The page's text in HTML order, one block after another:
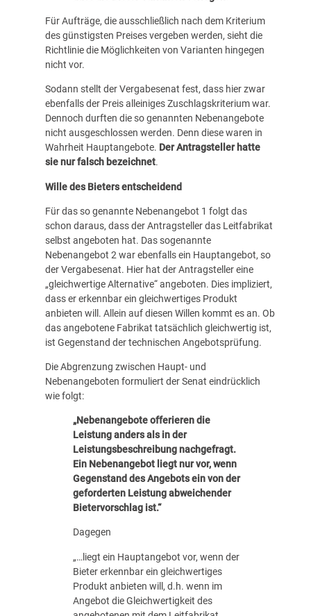
Für Aufträge, die ausschließlich nach dem Kriterium
des günstigsten Preises vergeben werden, sieht die
Richtlinie die Möglichkeiten von Varianten hingegen
nicht vor.
Sodann stellt der Vergabesenat fest, dass hier zwar
ebenfalls der Preis alleiniges Zuschlagskriterium war.
Dennoch durften die so genannten Nebenangebote
nicht ausgeschlossen werden. Denn diese waren in
Wahrheit Hauptangebote. Der Antragsteller hatte
sie nur falsch bezeichnet.
Wille des Bieters entscheidend
Für das so genannte Nebenangebot 1 folgt das
schon daraus, dass der Antragsteller das Leitfabrikat
selbst angeboten hat. Das sogenannte
Nebenangebot 2 war ebenfalls ein Hauptangebot, so
der Vergabesenat. Hier hat der Antragsteller eine
„gleichwertige Alternative“ angeboten. Dies impliziert,
dass er erkennbar ein gleichwertiges Produkt
anbieten will. Allein auf diesen Willen kommt es an. Ob
das angebotene Fabrikat tatsächlich gleichwertig ist,
ist Gegenstand der technischen Angebotsprüfung.
Die Abgrenzung zwischen Haupt- und
Nebenangeboten formuliert der Senat eindrücklich
wie folgt:
„Nebenangebote offerieren die
Leistung anders als in der
Leistungsbeschreibung nachgefragt.
Ein Nebenangebot liegt nur vor, wenn
Gegenstand des Angebots ein von der
geforderten Leistung abweichender
Bietervorschlag ist.“
Dagegen
„…liegt ein Hauptangebot vor, wenn der
Bieter erkennbar ein gleichwertiges
Produkt anbieten will, d.h. wenn im
Angebot die Gleichwertigkeit des